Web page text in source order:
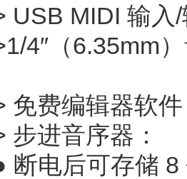
USB MIDI 输入
4″（6.35mm
免费编辑器软件
步进音序器：
断电后可存储 8